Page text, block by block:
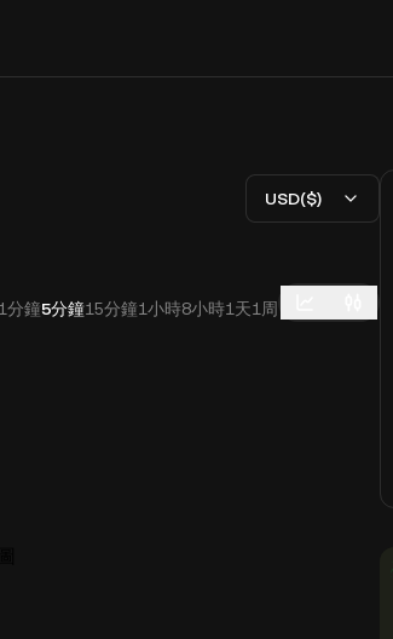
USD($)
1分鐘5分鐘15分鐘1小時8小時1天1周